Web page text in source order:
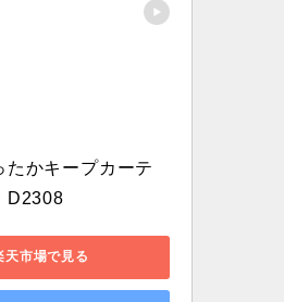
たかキープカーテ
D2308
天市場で見る